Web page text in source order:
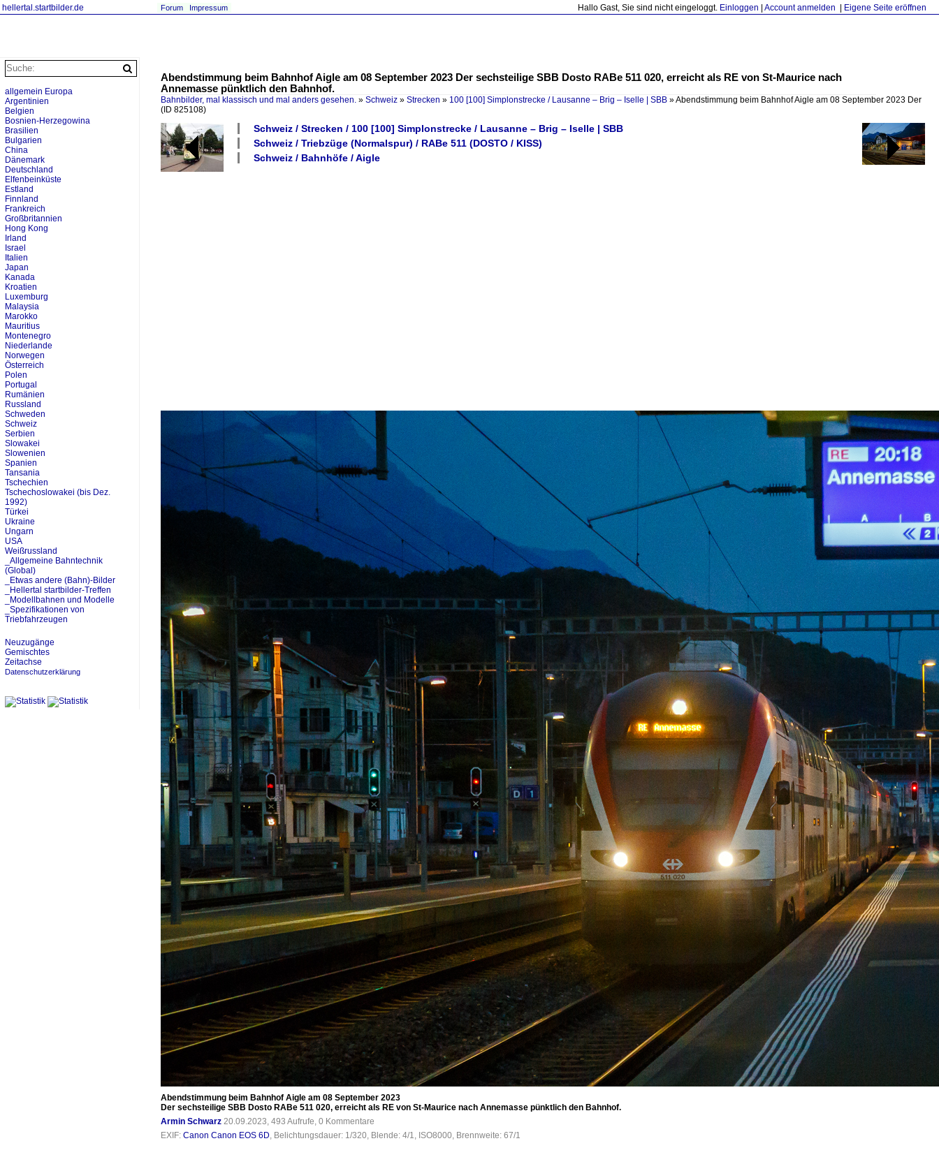
hellertal.startbilder.de Hallo Gast, Sie sind nicht eingeloggt. Einloggen Account anmelden Eigene Seite eröffnen
Forum Impressum
Abendstimmung beim Bahnhof Aigle am 08 September 2023 Der sechsteilige SBB Dosto RABe 511 020, erreicht als RE von St-Maurice nach
Annemasse pünktlich den Bahnhof.
Bahnbilder, mal klassisch und mal anders gesehen. » Schweiz » Strecken » 100 [100] Simplonstrecke / Lausanne – Brig – Iselle | SBB »Abendstimmung beim Bahnhof Aigle am 08 September 2023 Der
(ID 825108)
Schweiz / Strecken / 100 [100] Simplonstrecke / Lausanne – Brig – Iselle | SBB
Schweiz / Triebzüge (Normalspur) / RABe 511 (DOSTO / KISS)
Schweiz / Bahnhöfe / Aigle
Abendstimmung beim Bahnhof Aigle am 08 September 2023
Der sechsteilige SBB Dosto RABe 511 020, erreicht als RE von St-Maurice nach Annemasse pünktlich den Bahnhof.
Armin Schwarz 20.09.2023, 493 Aufrufe, 0 Kommentare
EXIF: Canon Canon EOS 6D, Belichtungsdauer: 1/320, Blende: 4/1, ISO8000, Brennweite: 67/1
allgemein Europa
Argentinien
Belgien
Bosnien-Herzegowina
Brasilien
Bulgarien
China
Dänemark
Deutschland
Elfenbeinküste
Estland
Finnland
Frankreich
Großbritannien
Hong Kong
Irland
Israel
Italien
Japan
Kanada
Kroatien
Luxemburg
Malaysia
Marokko
Mauritius
Montenegro
Niederlande
Norwegen
Österreich
Polen
Portugal
Rumänien
Russland
Schweden
Schweiz
Serbien
Slowakei
Slowenien
Spanien
Tansania
Tschechien
Tschechoslowakei (bis Dez.
1992)
Türkei
Ukraine
Ungarn
USA
Weißrussland
_Allgemeine Bahntechnik
(Global)
_Etwas andere (Bahn)-Bilder
_Hellertal startbilder-Treffen
_Modellbahnen und Modelle
_Spezifikationen von
Triebfahrzeugen
Neuzugänge
Gemischtes
Zeitachse
Datenschutzerklärung